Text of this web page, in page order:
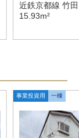
近鉄京都線 竹
15.93m²
事業投資用 一棟